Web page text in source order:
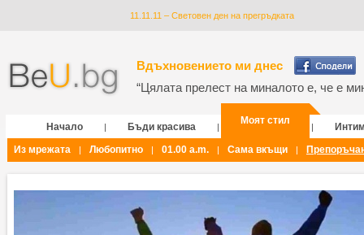
11.11.11 – Световен ден на прегръдката
Вдъхновението ми днес
“Цялата прелест на миналото е, че е
Начало | Бъди красива |
Моят стил
|
Из мрежата
| Любопитно | 01.00 a.m. | Сама вкъщи |